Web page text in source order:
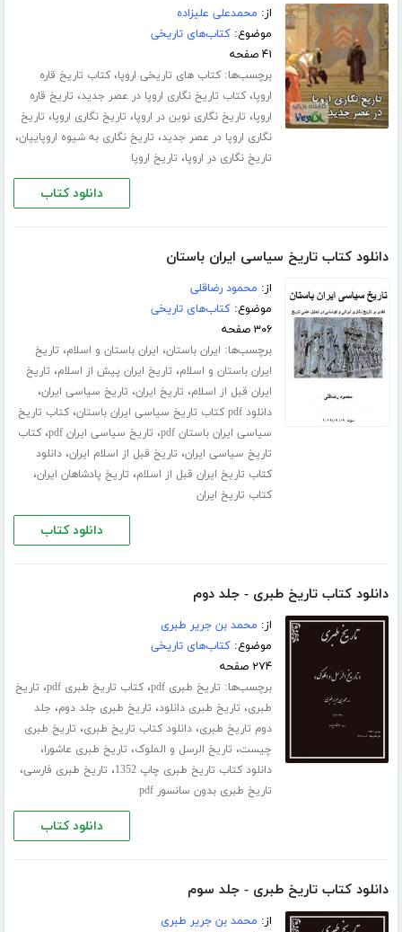
از: محمدعلی علیزاده
موضوع:کتاب‌های تاریخی
۴۱ صفحه
برچسب‌ها:کتاب های تاریخی اروپا،کتاب تاریخ قاره
اروپا،کتاب تاریخ نگاری اروپا در عصر جدید، تاریخ قاره
اروپا، تاریخ نگاری نوین در اروپا، تاریخ نگاری اروپا، تاریخ
نگاری اروپا در عصر جدید، تاریخ نگاری به شیوه اروپاییان،
تاریخ نگاری در اروپا، تاریخ اروپا
دانلود کتاب
دانلود کتاب تاریخ سیاسی ایران باستان
از: محمود رضاقلی
موضوع:کتاب‌های تاریخی
۳۰۶ صفحه
برچسب‌ها: ایران باستان، ایران باستان و اسلام، تاریخ
ایران باستان و اسلام، تاریخ ایران پیش از اسلام، تاریخ
ایران قبل از اسلام، تاریخ ایران، تاریخ سیاسی ایران،
دانلود pdf کتاب تاریخ سیاسی ایران باستان ،کتاب تاریخ
سیاسی ایران باستان pdf
، تاریخ سیاسی ایران pdf ،کتاب
تاریخ سیاسی ایران، تاریخ قبل از اسلام ایران،دانلود
کتاب تاریخ ایران قبل از اسلام، تاریخ پادشاهان ایران،
کتاب تاریخ ایران
دانلود کتاب
دانلود کتاب تاریخ طبری - جلد دوم
از: محمد بن جریر طبری
موضوع:کتاب‌های تاریخی
۲۷۴ صفحه
برچسب‌ها: تاریخ طبری pdf ،کتاب تاریخ طبری pdf ، تاریخ
طبری، تاریخ طبری دانلود، تاریخ طبری جلد دوم، جلد
دوم تاریخ طبری،دانلود کتاب تاریخ طبری، تاریخ طبری
چیست، تاریخ الرسل و الملوک، تاریخ طبری عاشورا،
دانلود کتاب تاریخ طبری چاپ 1352 ، تاریخ طبری فارسی،
تاریخ طبری بدون سانسور pdf
دانلود کتاب
دانلود کتاب تاریخ طبری - جلد سوم
از: محمد بن جریر طبری